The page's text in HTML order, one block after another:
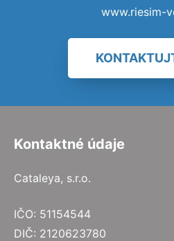
www.riesim-
Kontaktné údaje
Cataleya, s.r.o.
IČO: 51154544
DIČ: 2120623780